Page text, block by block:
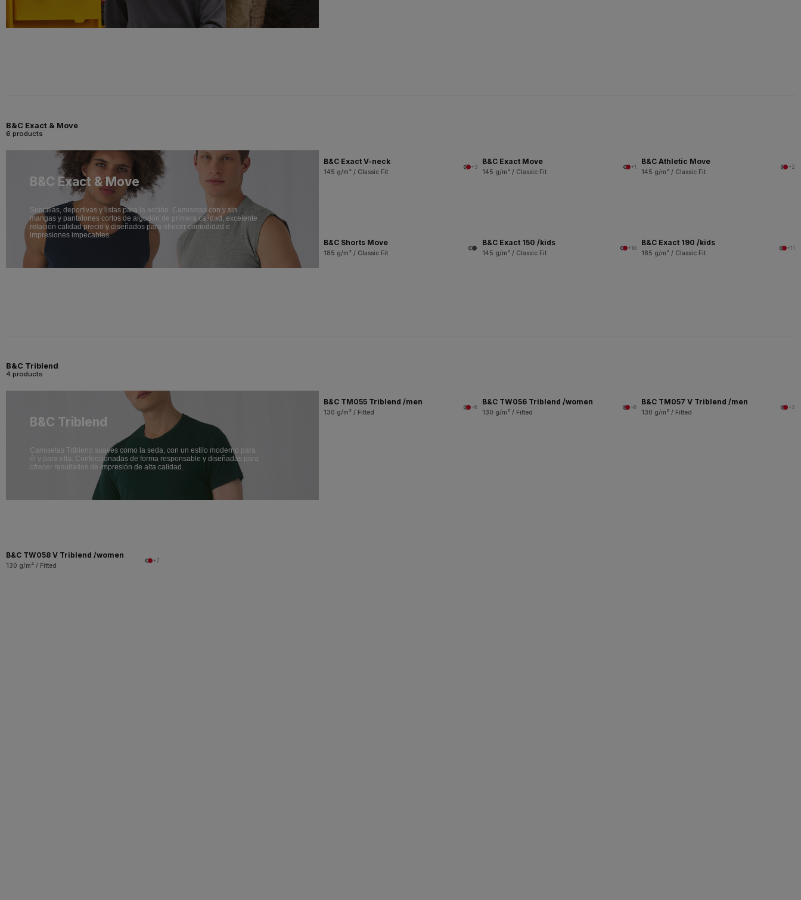
B&C Exact & Move
6 products
B&C Exact & Move
Sencillas, deportivas y listas para la acción. Camisetas con y sin
mangas y pantalones cortos de algodón de primera calidad, excelente
relación calidad precio y diseñados para ofrecer comodidad e
impresiones impecables.
B&C Exact V-neck
145 g/m² / Classic Fit
+3
B&C Exact Move
145 g/m² / Classic Fit
+1
B&C Athletic Move
145 g/m² / Classic Fit
+2
B&C Shorts Move
185 g/m² / Classic Fit
B&C Exact 150 /kids
145 g/m² / Classic Fit
+16
B&C Exact 190 /kids
185 g/m² / Classic Fit
+11
B&C Triblend
4 products
B&C Triblend
Camisetas Triblend suaves como la seda, con un estilo moderno para
él y para ella. Confeccionadas de forma responsable y diseñadas para
ofrecer resultados de impresión de alta calidad.
B&C TM055 Triblend /men
130 g/m² / Fitted
+6
B&C TW056 Triblend /women
130 g/m² / Fitted
+6
B&C TM057 V Triblend /men
130 g/m² / Fitted
+2
B&C TW058 V Triblend /women
130 g/m² / Fitted
+2